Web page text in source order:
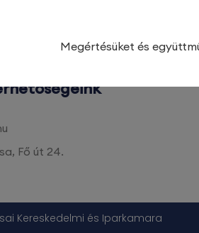
kapcsolatba velünk
Fő út 24.
Kereskedelmi és Iparkamara
Megértésüket és